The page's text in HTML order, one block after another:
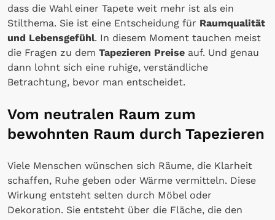
dass die Wahl einer Tapete weit mehr ist als ein
Stilthema. Sie ist eine Entscheidung für Raumqualität
und Lebensgefühl. In diesem Moment tauchen meist
die Fragen zu dem Tapezieren Preise auf. Und genau
dann lohnt sich eine ruhige, verständliche
Betrachtung, bevor man entscheidet.
Vom neutralen Raum zum
bewohnten Raum durch Tapezieren
Viele Menschen wünschen sich Räume, die Klarheit
schaffen, Ruhe geben oder Wärme vermitteln. Diese
Wirkung entsteht selten durch Möbel oder
Dekoration. Sie entsteht über die Fläche, die den